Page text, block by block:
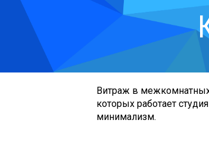
Витраж в межкомнатных
которых работает
минимализм.